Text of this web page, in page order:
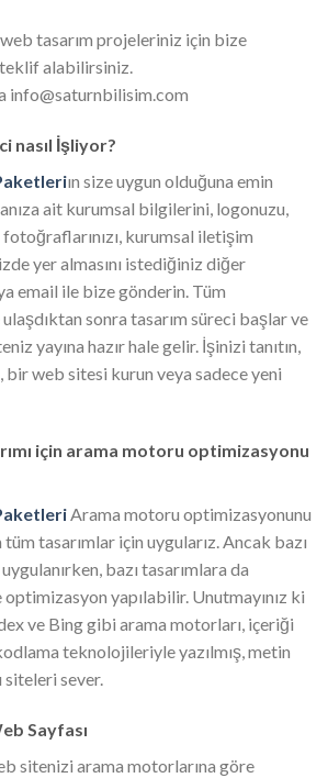
tasarım projeleriniz için bize
alabilirsiniz.
info@saturnbilisim.com
nasıl İşliyor?
ın size uygun olduğuna emin
ait kurumsal bilgilerini, logonuzu,
kurumsal iletişim
yer almasını istediğiniz diğer
email ile bize gönderin. Tüm
sonra tasarım süreci başlar ve
yayına hazır hale gelir. İşinizi tanıtın,
bir web sitesi kurun veya sadece yeni
için arama motoru optimizasyonu
Arama motoru optimizasyonunu
tüm tasarımlar için uygularız. Ancak bazı
bazı tasarımlara da
yapılabilir. Unutmayınız ki
ve Bing gibi arama motorları, içeriği
teknolojileriyle yazılmış, metin
siteleri sever.
Sayfası
sitenizi arama motorlarına göre